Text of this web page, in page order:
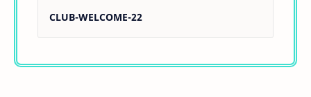
CLUB-WELCOME-22